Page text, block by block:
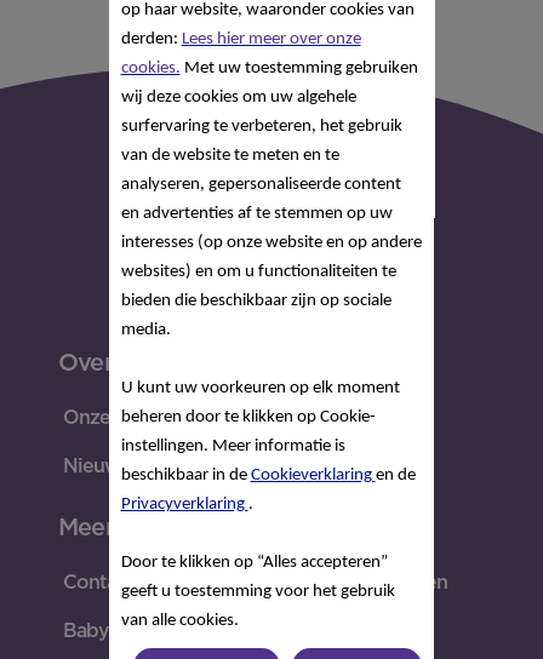
Over Nutricia
Onze missie
Nieuws & Media
Meer
Contact met de Nutricia voedingskundigen
Baby koemelkallergie
op haar website, waaronder cookies van
derden: Lees hier meer over onze
cookies. Met uw toestemming gebruiken
wij deze cookies om uw algehele
surfervaring te verbeteren, het gebruik
van de website te meten en te
analyseren, gepersonaliseerde content
en advertenties af te stemmen op uw
interesses (op onze website en op andere
websites) en om u functionaliteiten te
bieden die beschikbaar zijn op sociale
media.
U kunt uw voorkeuren op elk moment
beheren door te klikken op Cookie-
instellingen. Meer informatie is
beschikbaar in de Cookieverklaring en de
Privacyverklaring .
Door te klikken op “Alles accepteren”
geeft u toestemming voor het gebruik
van alle cookies.